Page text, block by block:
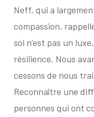
Neff, qui a
compassion,
soi n’est pas un
résilience. Nous
cessons de nous
Reconnaître une
personnes qui ont